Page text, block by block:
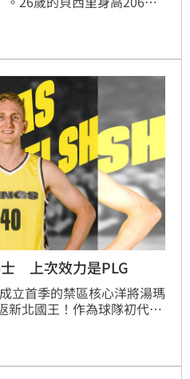
Cantu）及波多黎
具備高度防守意識，將為高
防守屏障。
上次效力是PLG
立首季的禁區核心洋將湯瑪
新北國王！作為球隊初代成
國王老戰友們再次擦出火